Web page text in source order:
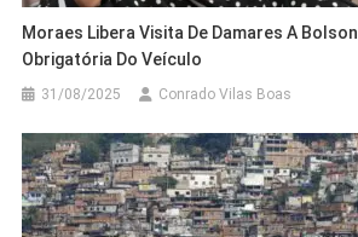
Moraes Libera Visita De Damares A
Obrigatória Do Veículo
31/08/2025 Conrado Vilas Boas